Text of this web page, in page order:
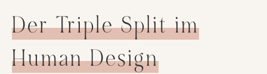
Der Triple Split im
Human Design